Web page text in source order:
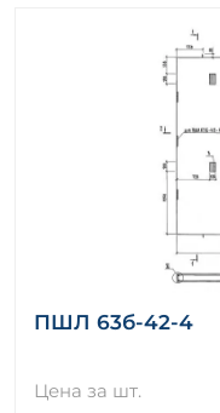
ПШЛ 63б-42-4
Цена за шт.